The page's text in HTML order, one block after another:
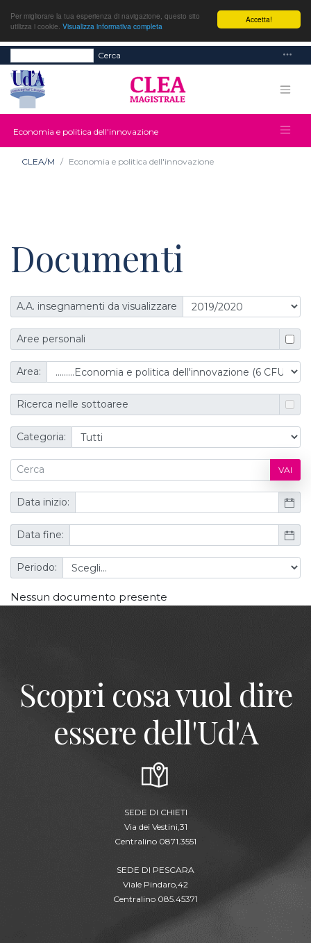
Accetta!
Per migliorare la tua esperienza di navigazione, questo sito
utilizza i cookie. Visualizza informativa completa
Cerca
Economia e politica dell'innovazione
CLEA/M Economia e politica dell'innovazione
Documenti
A.A. insegnamenti da visualizzare
Aree personali
Area:
Ricerca nelle sottoaree
Categoria:
VAI
Data inizio:
Data fine:
Periodo:
Nessun documento presente
Scopri cosa vuol dire
essere dell'Ud'A
SEDE DI CHIETI
Via dei Vestini,31
Centralino 0871.3551
SEDE DI PESCARA
Viale Pindaro,42
Centralino 085.45371